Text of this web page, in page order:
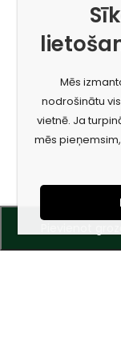
Mēs
nodrošinātu
vietnē. Ja
mēs